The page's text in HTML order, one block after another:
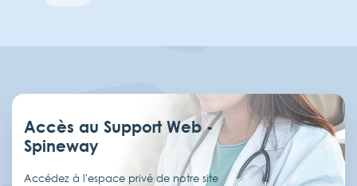
Accès au Support Web -
Spineway
Accédez à l'espace privé de notre site